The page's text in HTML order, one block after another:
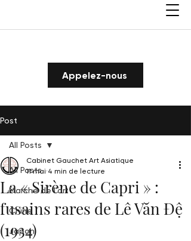
Appelez-nous
Post
All Posts
Marché de l'art
Chine
Japon
All Posts
La « Sirène de Capri » :
fusains rares de Lê Văn Đệ
(1934)
Cabinet Gauchet Art Asiatique
11 mai 4 min de lecture